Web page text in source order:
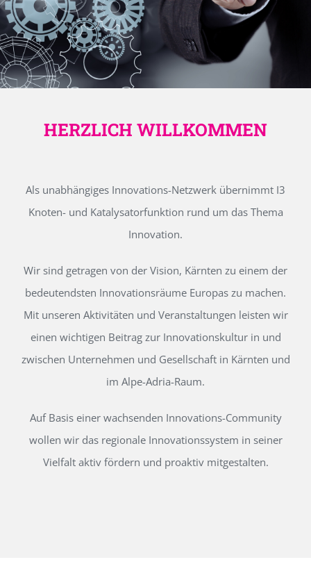
HERZLICH WILLKOMMEN
Als unabhängiges Innovations-Netzwerk übernimmt I3
Knoten- und Katalysatorfunktion rund um das Thema
Innovation.
Wir sind getragen von der Vision, Kärnten zu einem der
bedeutendsten Innovationsräume Europas zu machen.
Mit unseren Aktivitäten und Veranstaltungen leisten wir
einen wichtigen Beitrag zur Innovationskultur in und
zwischen Unternehmen und Gesellschaft in Kärnten und
im Alpe-Adria-Raum.
Auf Basis einer wachsenden Innovations-Community
wollen wir das regionale Innovationssystem in seiner
Vielfalt aktiv fördern und proaktiv mitgestalten.